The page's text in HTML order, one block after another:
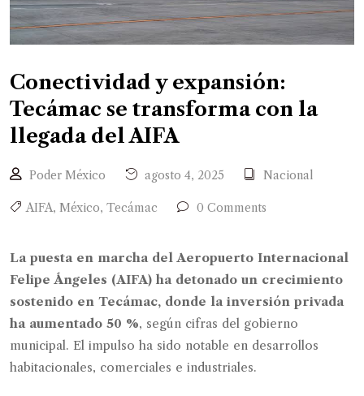
Conectividad y expansión:
Tecámac se transforma con la
llegada del AIFA
Poder México agosto 4, 2025 Nacional
AIFA, México, Tecámac 0 Comments
La puesta en marcha del Aeropuerto Internacional
Felipe Ángeles (AIFA) ha detonado un crecimiento
sostenido en Tecámac, donde la inversión privada
ha aumentado 50 %, según cifras del gobierno
municipal. El impulso ha sido notable en desarrollos
habitacionales, comerciales e industriales.